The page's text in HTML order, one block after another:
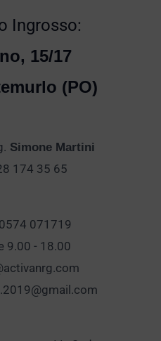
Ingrosso:
15/17
(PO)
Simone Martini
174 35 65
071719
9.00 - 18.00